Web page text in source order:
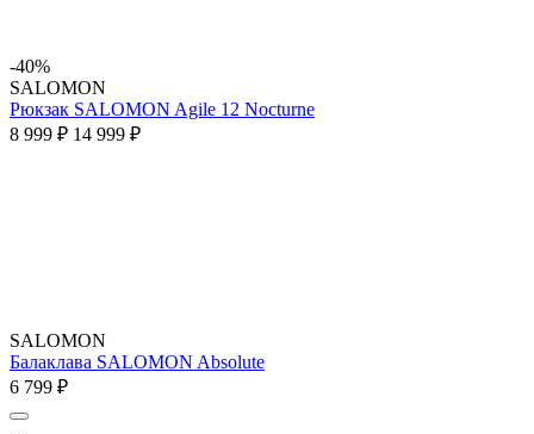
-40%
SALOMON
Рюкзак SALOMON Agile 12 Nocturne
8 999 ₽ 14 999 ₽
SALOMON
Балаклава SALOMON Absolute
6 799 ₽